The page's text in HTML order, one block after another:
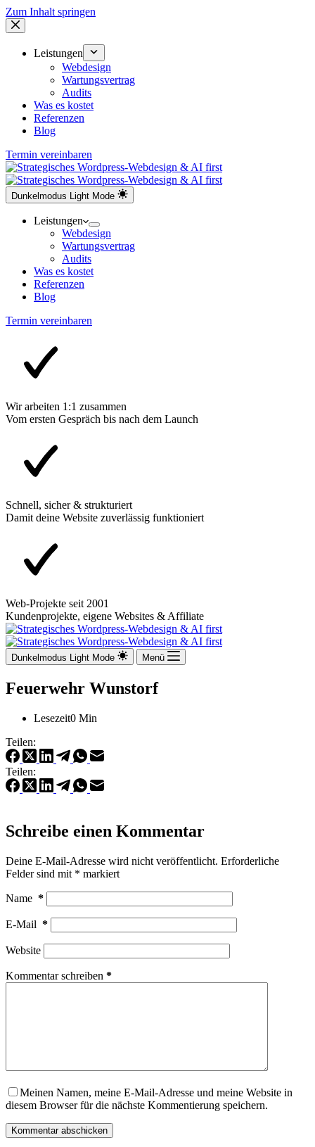
Zum Inhalt springen
Leistungen
Webdesign
Wartungsvertrag
Audits
Was es kostet
Referenzen
Blog
Termin vereinbaren
Dunkelmodus Light Mode
Leistungen
Webdesign
Wartungsvertrag
Audits
Was es kostet
Referenzen
Blog
Termin vereinbaren
Wir arbeiten 1:1 zusammen
Vom ersten Gespräch bis nach dem Launch
Schnell, sicher & strukturiert
Damit deine Website zuverlässig funktioniert
Web-Projekte seit 2001
Kundenprojekte, eigene Websites & Affiliate
Dunkelmodus Light Mode Menü
Feuerwehr Wunstorf
Lesezeit0 Min
Teilen:
Teilen:
Schreibe einen Kommentar
Deine E-Mail-Adresse wird nicht veröffentlicht. Erforderliche
Felder sind mit * markiert
Name *
E-Mail *
Website
Kommentar schreiben *
Meinen Namen, meine E-Mail-Adresse und meine Website in
diesem Browser für die nächste Kommentierung speichern.
Kommentar abschicken